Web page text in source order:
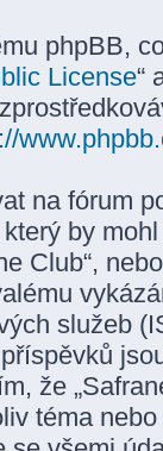
phpBB,
License“
na fórum
by
Club“,
služeb
že
téma